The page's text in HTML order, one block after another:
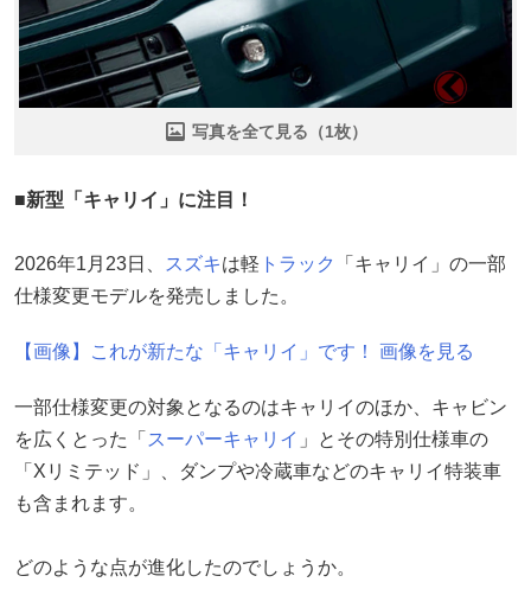
写真を全て見る（1枚）
■新型「キャリイ」に注目！
2026年1月23日、 スズキは軽 トラック
「キャリイ」の一部
仕様変更モデルを発売しました。
【画像】これが新たな「キャリイ」です！ 画像を見る
一部仕様変更の対象となるのはキャリイのほか、キャビン
を広くとった「 スーパーキャリイ 」とその特別仕様車の
「Xリミテッド」、ダンプや冷蔵車などのキャリイ特装車
も含まれます。
どのような点が進化したのでしょうか。